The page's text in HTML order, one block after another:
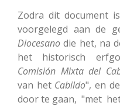
Zodra dit document
voorgelegd aan de
Diocesano die het, na
het historisch
Comisión Mixta del
van het Cabildo", en
door te gaan, "met